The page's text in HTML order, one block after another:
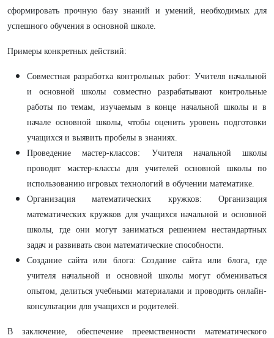
сформировать прочную базу знаний и умений, необходимых для
успешного обучения в основной школе.
Примеры конкретных действий:
Совместная разработка контрольных работ: Учителя начальной
и основной школы совместно разрабатывают контрольные
работы по темам, изучаемым в конце начальной школы и в
начале основной школы, чтобы оценить уровень подготовки
учащихся и выявить пробелы в знаниях.
Проведение мастер-классов: Учителя начальной школы
проводят мастер-классы для учителей основной школы по
использованию игровых технологий в обучении математике.
Организация математических кружков: Организация
математических кружков для учащихся начальной и основной
школы, где они могут заниматься решением нестандартных
задач и развивать свои математические способности.
Создание сайта или блога: Создание сайта или блога, где
учителя начальной и основной школы могут обмениваться
опытом, делиться учебными материалами и проводить онлайн-
консультации для учащихся и родителей.
В заключение, обеспечение преемственности математического